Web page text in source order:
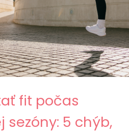
fit počas
sezóny: 5 chýb,